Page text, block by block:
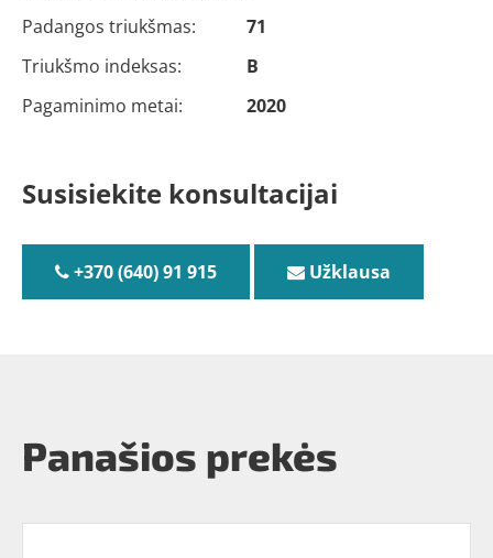
Padangos triukšmas:
71
Triukšmo indeksas:
B
Pagaminimo metai:
2020
Susisiekite konsultacijai
+370 (640) 91 915 Užklausa
Panašios prekės